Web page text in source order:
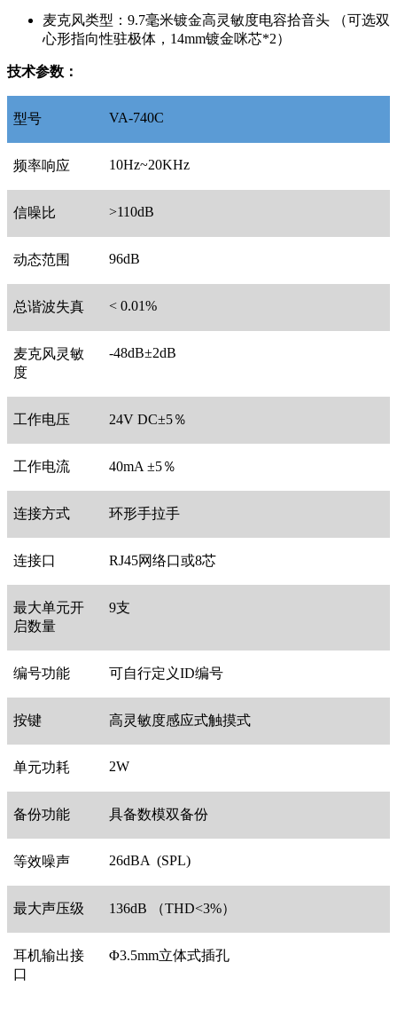
麦克风类型：9.7毫米镀金高灵敏度电容拾音头 （可选双
心形指向性驻极体，14mm镀金咪芯*2）
技术参数：
型号 VA-740C
频率响应 10Hz~20KHz
信噪比 >110dB
动态范围 96dB
总谐波失真 < 0.01%
麦克风灵敏
度
-48dB±2dB
工作电压 24V DC±5％
工作电流 40mA ±5％
连接方式 环形手拉手
连接口 RJ45网络口或8芯
最大单元开
启数量
9支
编号功能 可自行定义ID编号
按键 高灵敏度感应式触摸式
单元功耗 2W
备份功能 具备数模双备份
等效噪声 26dBA (SPL)
最大声压级 136dB （THD<3%）
耳机输出接
口
Φ3.5mm立体式插孔